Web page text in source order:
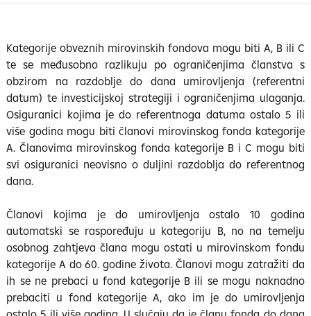
Kategorije obveznih mirovinskih fondova mogu biti A, B ili C
te se međusobno razlikuju po ograničenjima članstva s
obzirom na razdoblje do dana umirovljenja (referentni
datum) te investicijskoj strategiji i ograničenjima ulaganja.
Osiguranici kojima je do referentnoga datuma ostalo 5 ili
više godina mogu biti članovi mirovinskog fonda kategorije
A. Članovima mirovinskog fonda kategorije B i C mogu biti
svi osiguranici neovisno o duljini razdoblja do referentnog
dana.
Članovi kojima je do umirovljenja ostalo 10 godina
automatski se raspoređuju u kategoriju B, no na temelju
osobnog zahtjeva člana mogu ostati u mirovinskom fondu
kategorije A do 60. godine života. Članovi mogu zatražiti da
ih se ne prebaci u fond kategorije B ili se mogu naknadno
prebaciti u fond kategorije A, ako im je do umirovljenja